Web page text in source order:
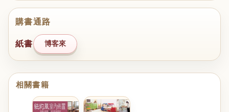
購書通路
紙書 博客來
相關書籍